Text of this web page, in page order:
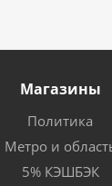
Магазины
Политика
Метро и
5% КЭШБЭК